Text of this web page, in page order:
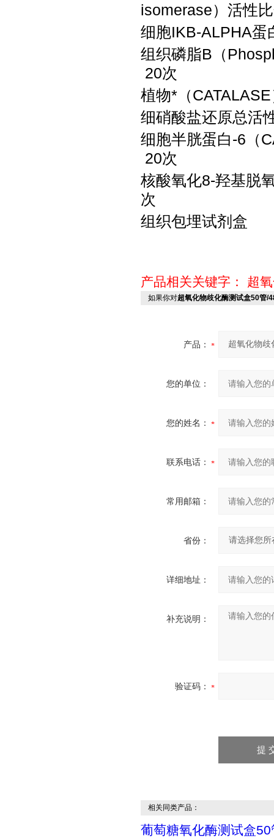
isomerase）活性
细胞IKB-ALPHA蛋
组织磷脂B（
20次
植物*（
细硝酸盐还原总活
细胞半胱蛋白-6（
20次
核酸氧化8-羟基脱
次
组织包埋试剂盒
产品相关关键字： 超
如果你对超氧化物歧化酶测试盒50管/
产品：
您的单位：
您的姓名：
联系电话：
常用邮箱：
省份：
详细地址：
补充说明：
验证码：
相关同类产品：
葡萄糖氧化酶测试盒